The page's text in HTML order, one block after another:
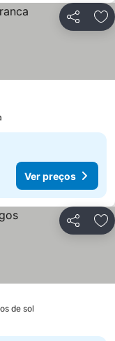
Partilhar
Ver preços
Partilhar
de sol